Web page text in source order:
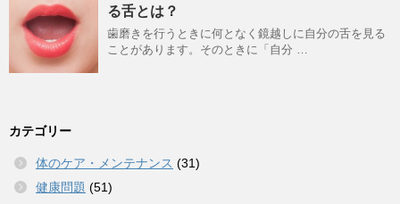
る舌とは？
歯磨きを行うときに何となく鏡越しに自分の舌を見る
ことがあります。そのときに「自分 …
カテゴリー
体のケア・メンテナンス (31)
健康問題 (51)